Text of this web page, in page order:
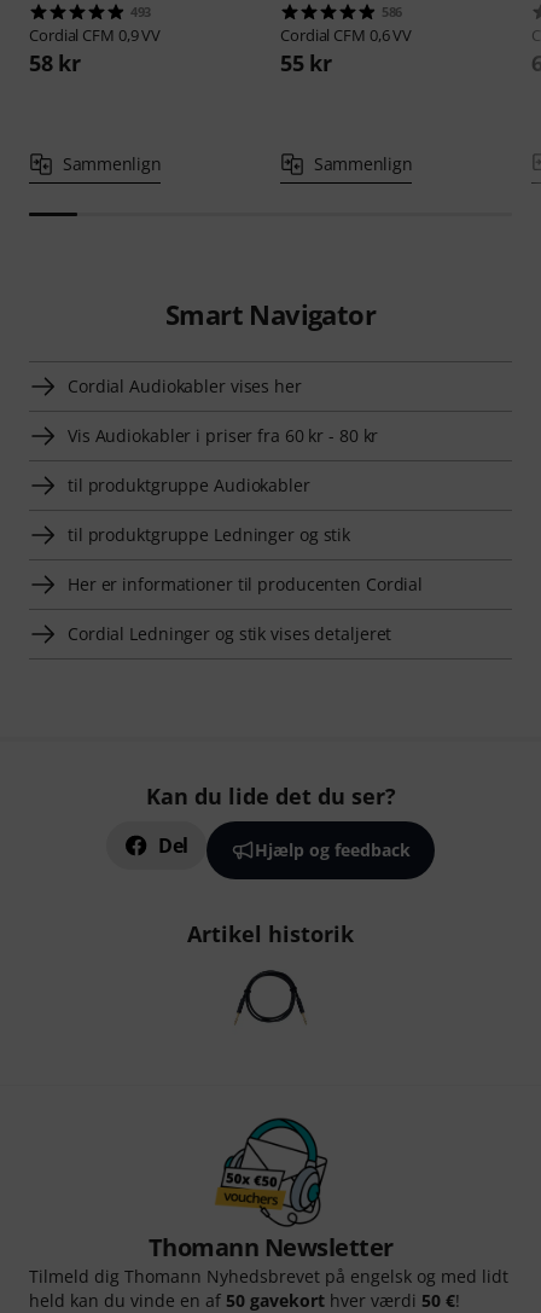
493
Cordial CFM 0,9 VV
58 kr
Sammenlign
586
Cordial CFM 0,6 VV
55 kr
Sammenlign
Smart Navigator
Cordial Audiokabler vises her
Vis Audiokabler i priser fra 60 kr - 80 kr
til produktgruppe Audiokabler
til produktgruppe Ledninger og stik
Her er informationer til producenten Cordial
Cordial Ledninger og stik vises detaljeret
Kan du lide det du ser?
Del Hjælp og feedback
Artikel historik
Thomann Newsletter
Tilmeld dig Thomann Nyhedsbrevet på engelsk og med lidt
held kan du vinde en af 50 gavekort hver værdi 50 €!